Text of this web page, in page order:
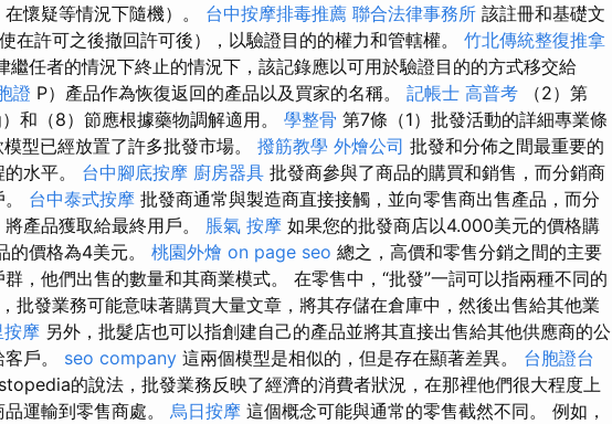
懷疑等情況下隨機）。 台中按摩排毒推薦 聯合法律事務所 該註冊和基礎文
在許可之後撤回許可後），以驗證目的的權力和管轄權。 竹北傳統整復推拿
繼任者的情況下終止的情況下，該記錄應以可用於驗證目的的方式移交給
證 P）產品作為恢復返回的產品以及買家的名稱。 記帳士 高普考 （2）第
和（8）節應根據藥物調解適用。 學整骨 第7條（1）批發活動的詳細專業條
型已經放置了許多批發市場。 撥筋教學 外燴公司 批發和分佈之間最重要的
水平。 台中腳底按摩 廚房器具 批發商參與了商品的購買和銷售，而分銷商
台中泰式按摩 批發商通常與製造商直接接觸，並向零售商出售產品，而分
產品獲取給最終用戶。 脹氣 按摩 如果您的批發商店以4.000美元的價格購
的價格為4美元。 桃園外燴 on page seo 總之，高價和零售分銷之間的主要
，他們出售的數量和其商業模式。 在零售中，“批發”一詞可以指兩種不同的
批發業務可能意味著購買大量文章，將其存儲在倉庫中，然後出售給其他業
按摩 另外，批髮店也可以指創建自己的產品並將其直接出售給其他供應商的公
戶。 seo company 這兩個模型是相似的，但是存在顯著差異。 台胞證台
的說法，批發業務反映了經濟的消費者狀況，在那裡他們很大程度上
運輸到零售商處。 烏日按摩 這個概念可能與通常的零售截然不同。 例如，